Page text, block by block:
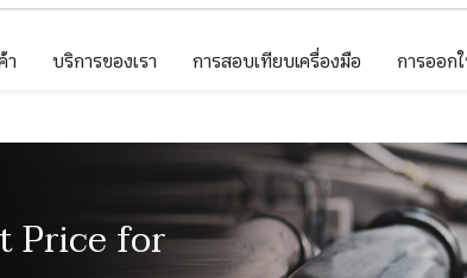
า บริการของเรา การสอบเทียบเครื่องมือ การออก
Price for